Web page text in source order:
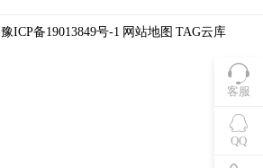
客服
QQ
豫ICP备19013849号-1 网站地图 TAG云库